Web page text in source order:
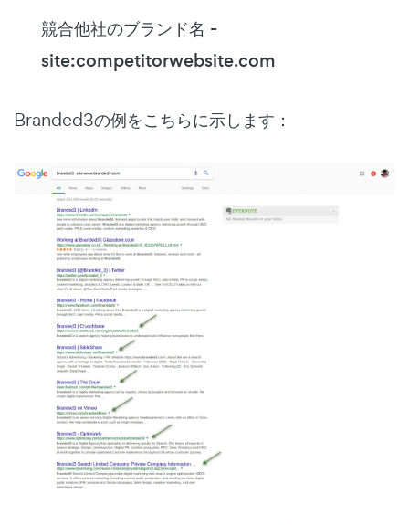
競合他社のブランド名 -
site:competitorwebsite.com
Branded3の例をこちらに示します：